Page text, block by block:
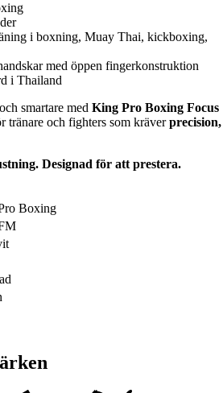
i boxning, Muay Thai, kickboxing,
med öppen fingerkonstruktion
i Thailand
smartare med King Pro Boxing Focus
tränare och fighters som kräverprecision,
Designad för att prestera.
Boxing